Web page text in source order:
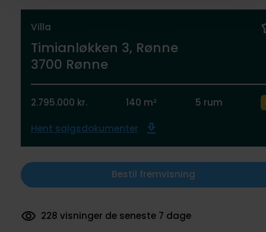
Villa
Timianløkken 3, Rønne
3700 Rønne
2.795.000 kr. 140 m² 5 rum
Hent salgsdokumenter
Bestil fremvisning
228 visninger de seneste 7 dage